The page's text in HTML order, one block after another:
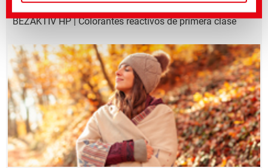
BEZAKTIV HP | Colorantes reactivos de primera clase